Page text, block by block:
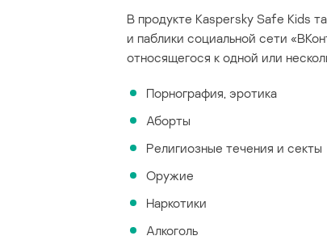
В продукте Kaspersky Safe Kids
и паблики социальной сети
относящегося к одной или
Порнография, эротика
Аборты
Религиозные течения и секты
Оружие
Наркотики
Алкоголь